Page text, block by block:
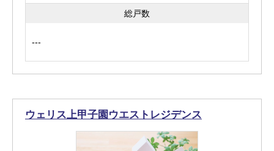
総戸数
---
ウェリス上甲子園ウエストレジデンス